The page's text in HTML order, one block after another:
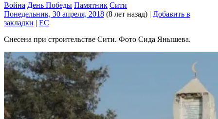
Война День Победы Памятник Сити
Понедельник, 30 апреля, 2018 (8 лет назад) | Добавить в
закладки | EC
Снесена при строительстве Сити. Фото Сида Янышева.